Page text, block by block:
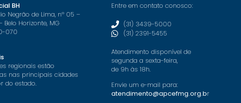
BH
Negrão de Lima, nº 05 –
Belo Horizonte, MG
070
regionais estão
nas principais cidades
do estado.
Entre em contato conosco:
(31) 3439-5000
(31) 2391-5455
Atendimento disponível de
segunda a sexta-feira,
de 9h às 18h.
Envie um e-mail para:
atendimento@apcefmg.org.br